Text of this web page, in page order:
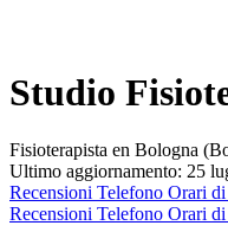
Studio
Fisioterapista en Bologna
Ultimo aggiornamento: 25
Recensioni Telefono Orari di
Recensioni Telefono Orari di